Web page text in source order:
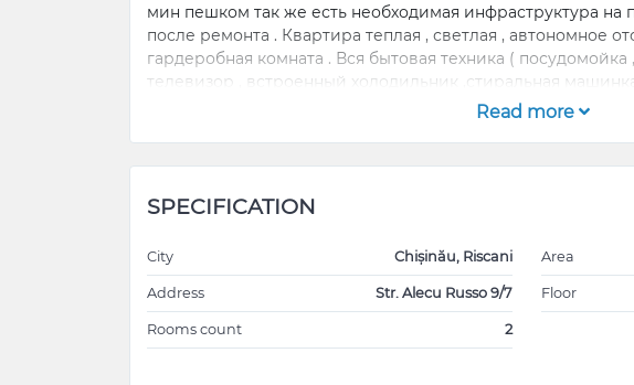
мин пешком так же есть необходимая инфраструктура на
после ремонта . Квартира теплая , светлая , автономное
гардеробная комната . Вся бытовая техника (
телевизор , встроенный холодильник ,стиральная
на длительный срок от собственника, риэлторов просьба
Read more
SPECIFICATION
City Chișinău, Riscani
Address Str. Alecu Russo 9/7
Rooms count 2
Area
Floor